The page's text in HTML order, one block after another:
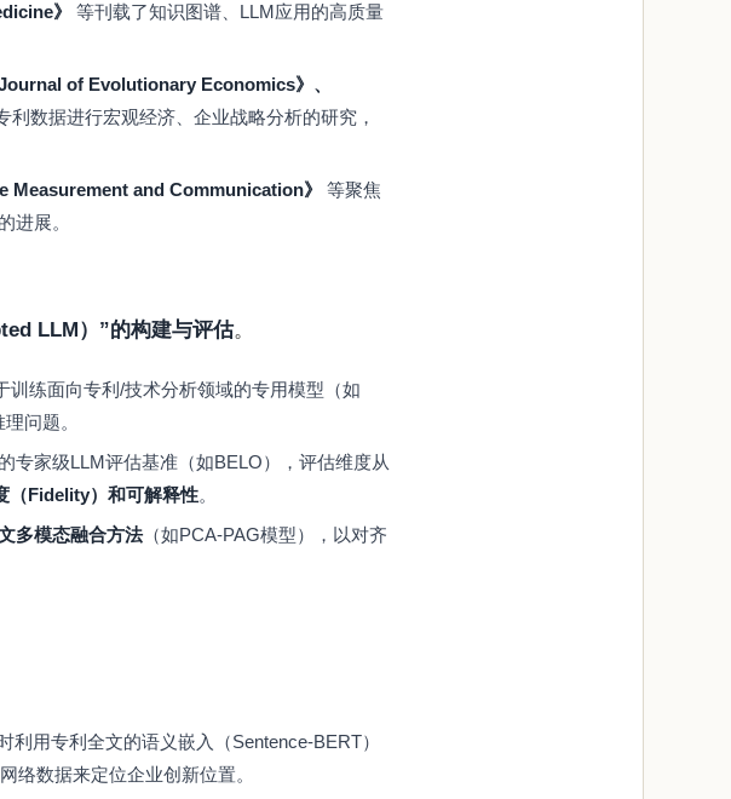
》
等刊载了知识图谱、LLM应用的高质量
of Evolutionary Economics》、
利数据进行宏观经济、企业战略分析的研究，
Measurement and Communication》
等聚焦
进展。
LLM）”的构建与评估。
训练面向专利/技术分析领域的专用模型（如
问题。
专家级LLM评估基准（如BELO），评估维度从
（Fidelity）和可解释性。
多模态融合方法（如PCA-PAG模型），以对齐
利用专利全文的语义嵌入（Sentence-BERT）
络数据来定位企业创新位置。